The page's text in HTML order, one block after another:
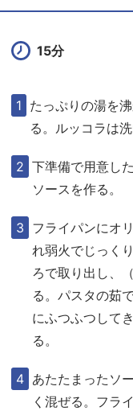
15分
たっぷりの湯を
る。ルッコラは
下準備で用意し
ソースを作る。
フライパンにオ
れ弱火でじっく
ろで取り出し、
る。パスタの茹
にふつふつして
る。
あたたまったソ
く混ぜる。フラ